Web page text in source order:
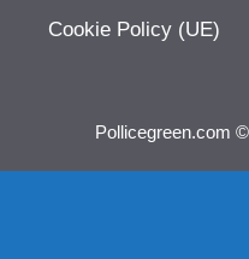
Cookie Policy (UE)
Pollicegreen.com